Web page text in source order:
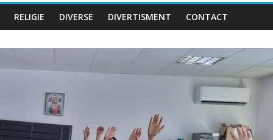
RELIGIE DIVERSE DIVERTISMENT CONTACT